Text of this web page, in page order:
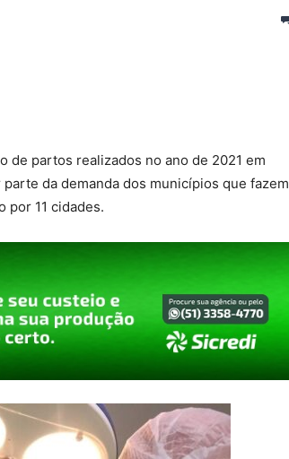
de partos realizados no ano de 2021 em
da demanda dos municípios que fazem
por 11 cidades.